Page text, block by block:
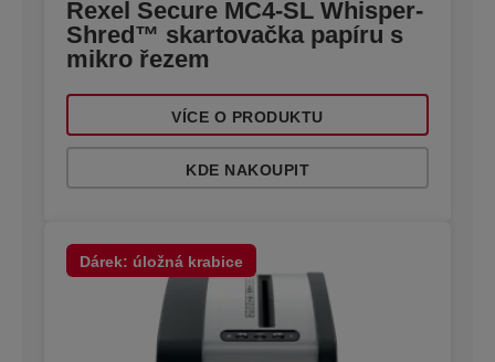
Rexel Secure MC4-SL Whisper-
Shred™ skartovačka papíru s
mikro řezem
VÍCE O PRODUKTU
KDE NAKOUPIT
Dárek: úložná krabice